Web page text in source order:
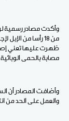
وأكدت مصادر رسمية
من 18 رأسا من
مصابة بالحمى
وأضافت المصادر أن
والعمل على الحد من